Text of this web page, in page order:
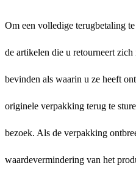
Om een ​​volledige terugbetaling
de artikelen die u retourneert
bevinden als waarin u ze heeft
originele verpakking terug te
bezoek. Als de verpakking
waardevermindering van het